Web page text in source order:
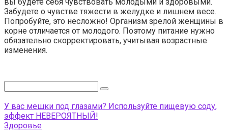
Забудете о чувстве тяжести в желудке и лишнем весе.
Попробуйте, это несложно! Организм зрелой женщины в
корне отличается от молодого. Поэтому питание нужно
обязательно скорректировать, учитывая возрастные
изменения.
У вас мешки под глазами? Используйте пищевую соду,
эффект НЕВЕРОЯТНЫЙ!
Здоровье